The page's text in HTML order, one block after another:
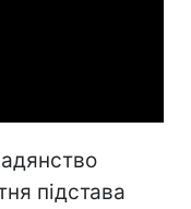
підстава